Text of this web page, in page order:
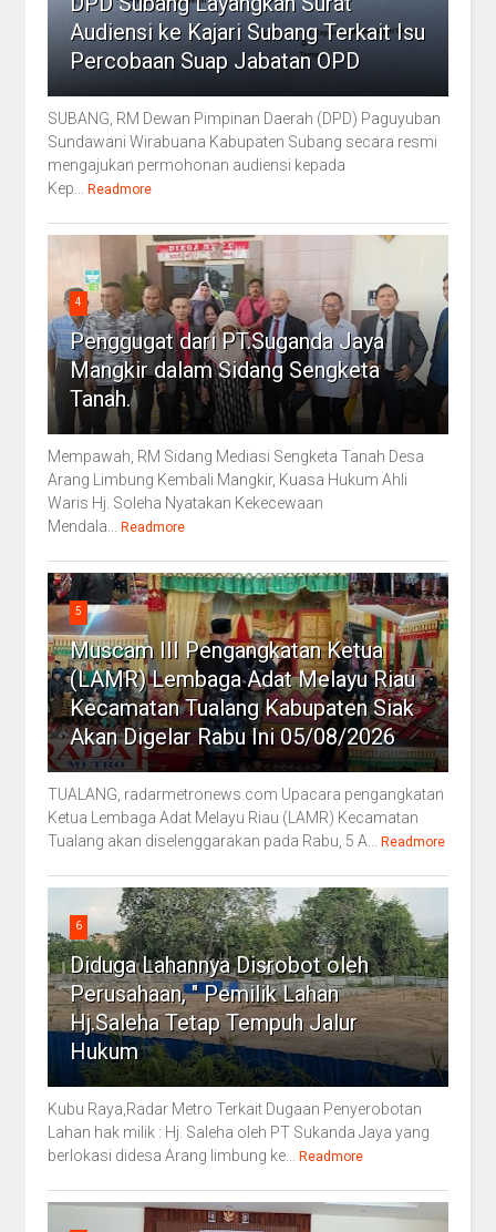
Audiensi ke Kajari Subang Terkait Isu
Percobaan Suap Jabatan OPD
SUBANG, RM Dewan Pimpinan Daerah (DPD) Paguyuban
Sundawani Wirabuana Kabupaten Subang secara resmi
mengajukan permohonan audiensi kepada
Kep...
Readmore
4
Penggugat dari PT.Suganda Jaya
Mangkir dalam Sidang Sengketa
Tanah.
Mempawah, RM Sidang Mediasi Sengketa Tanah Desa
Arang Limbung Kembali Mangkir, Kuasa Hukum Ahli
Waris Hj. Soleha Nyatakan Kekecewaan
Mendala...
Readmore
5
Muscam III Pengangkatan Ketua
(LAMR) Lembaga Adat Melayu Riau
Kecamatan Tualang Kabupaten Siak
Akan Digelar Rabu Ini 05/08/2026
TUALANG, radarmetronews.com Upacara pengangkatan
Ketua Lembaga Adat Melayu Riau (LAMR) Kecamatan
Tualang akan diselenggarakan pada Rabu, 5 A...
Readmore
6
Diduga Lahannya Disrobot oleh
Perusahaan, " Pemilik Lahan
Hj.Saleha Tetap Tempuh Jalur
Hukum
Kubu Raya,Radar Metro Terkait Dugaan Penyerobotan
Lahan hak milik : Hj. Saleha oleh PT Sukanda Jaya yang
berlokasi didesa Arang limbung ke...
Readmore